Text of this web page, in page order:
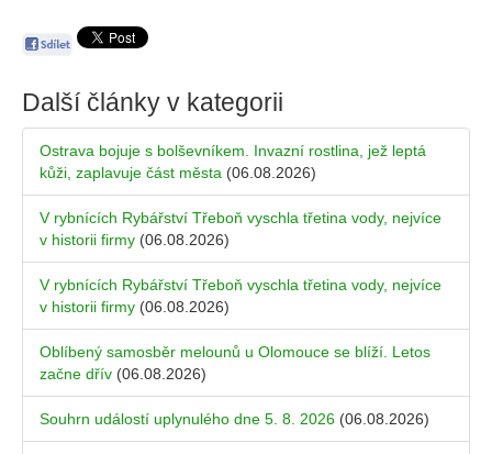
Další články v kategorii
Ostrava bojuje s bolševníkem. Invazní rostlina, jež leptá
kůži, zaplavuje část města (06.08.2026)
V rybnících Rybářství Třeboň vyschla třetina vody, nejvíce
v historii firmy (06.08.2026)
V rybnících Rybářství Třeboň vyschla třetina vody, nejvíce
v historii firmy (06.08.2026)
Oblíbený samosběr melounů u Olomouce se blíží. Letos
začne dřív (06.08.2026)
Souhrn událostí uplynulého dne 5. 8. 2026 (06.08.2026)